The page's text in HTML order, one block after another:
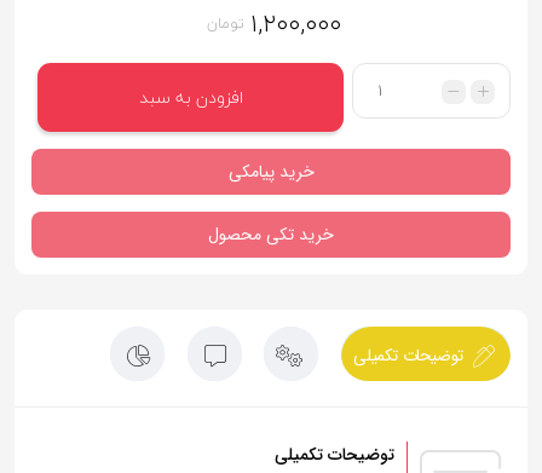
۱,۲۰۰,۰۰۰ تومان
تعداد
افزودن به سبد
خرید پیامکی
خرید تکی محصول
توضیحات تکمیلی
توضیحات تکمیلی